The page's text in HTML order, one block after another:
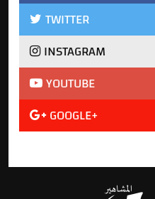
TWITTER
INSTAGRAM
YOUTUBE
GOOGLE+